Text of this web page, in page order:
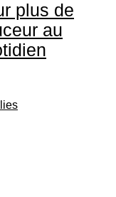
plus de
au